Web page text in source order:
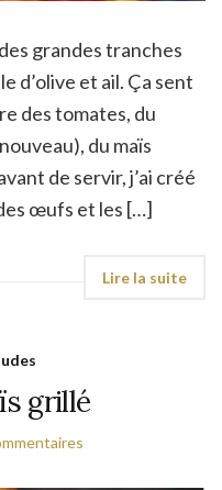
grandes tranches
d’olive et ail. Ça sent
des tomates, du
du maïs
de servir, j’ai créé
œufs et les […]
grillé